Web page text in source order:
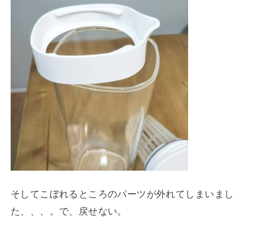
そしてこぼれるところのパーツが外れてしまいまし
た、、、。で、戻せない。